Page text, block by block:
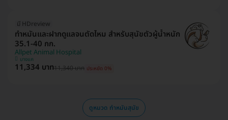
มี HDreview
ทำหมันและฝากดูแลจนตัดไหม สำหรับสุนัขตัวผู้น้ำหนัก
35.1-40 กก.
Allpet Animal Hospital
บางแค
11,334 บาท11,340 บาท ประหยัด 0%
ดูหมวด ทำหมันสุนัข